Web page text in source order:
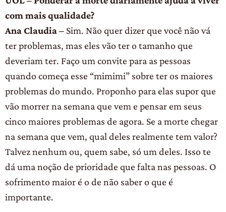
com mais qualidade?
Ana Claudia – Sim. Não quer dizer que você não vá
ter problemas, mas eles vão ter o tamanho que
deveriam ter. Faço um convite para as pessoas
quando começa esse “mimimi” sobre ter os maiores
problemas do mundo. Proponho para elas supor que
vão morrer na semana que vem e pensar em seus
cinco maiores problemas de agora. Se a morte chegar
na semana que vem, qual deles realmente tem valor?
Talvez nenhum ou, quem sabe, só um deles. Isso te
dá uma noção de prioridade que falta nas pessoas. O
sofrimento maior é o de não saber o que é
importante.